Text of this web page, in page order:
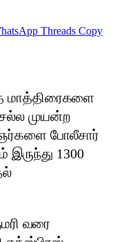
Threads Copy
மாத்திரைகளை
முயன்ற
போலீசார்
1300
வரை